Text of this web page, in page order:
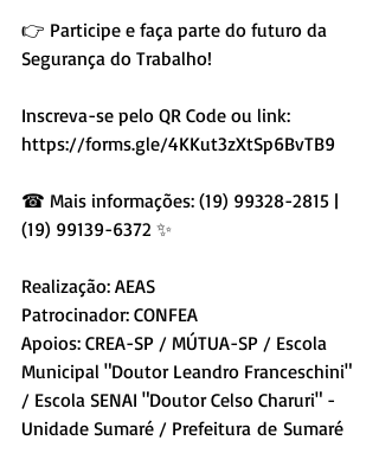
👉 Participe e faça parte do futuro da
Segurança do Trabalho!
Inscreva-se pelo QR Code ou link:
https://forms.gle/4KKut3zXtSp6BvTB9
☎ Mais informações: (19) 99328-2815 |
(19) 99139-6372 ✨
Realização: AEAS
Patrocinador: CONFEA
Apoios: CREA-SP / MÚTUA-SP / Escola
Municipal "Doutor Leandro Franceschini"
/ Escola SENAI "Doutor Celso Charuri" -
Unidade Sumaré / Prefeitura de Sumaré